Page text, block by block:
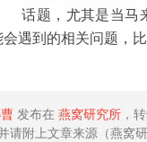
话题，尤其是当马
会遇到的相关问题，
发布在 燕窝研究所 ，
请附上文章来源（燕窝